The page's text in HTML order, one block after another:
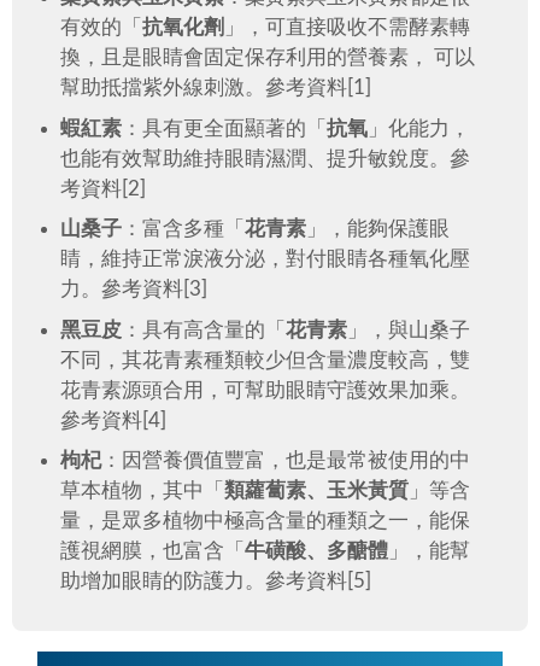
有效的「 抗氧化劑 」，可直接吸收不需酵素轉
換，且是眼睛會固定保存利用的營養素， 可以
幫助抵擋紫外線刺激。參考資料[1]
蝦紅素：具有更全面顯著的「 抗氧」化能力，
也能有效幫助維持眼睛濕潤、提升敏銳度。參
考資料[2]
山桑子：富含多種「 花青素」，能夠保護眼
睛，維持正常淚液分泌，對付眼睛各種氧化壓
力。參考資料[3]
黑豆皮：具有高含量的「 花青素」，與山桑子
不同，其花青素種類較少但含量濃度較高，雙
花青素源頭合用，可幫助眼睛守護效果加乘。
參考資料[4]
枸杞：因營養價值豐富，也是最常被使用的中
草本植物，其中「 類蘿蔔素、玉米黃質」等含
量，是眾多植物中極高含量的種類之一，能保
護視網膜，也富含「 牛磺酸、多醣體」，能幫
助增加眼睛的防護力。參考資料[5]